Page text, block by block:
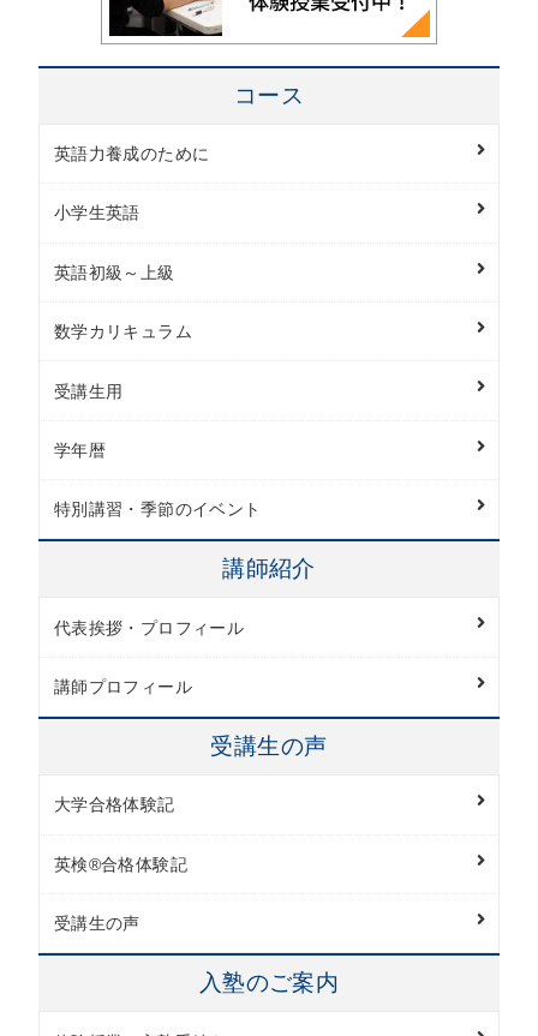
コース
英語力養成のために
小学生英語
英語初級～上級
数学カリキュラム
受講生用
学年暦
特別講習・季節のイベント
講師紹介
代表挨拶・プロフィール
講師プロフィール
受講生の声
大学合格体験記
英検®︎合格体験記
受講生の声
入塾のご案内